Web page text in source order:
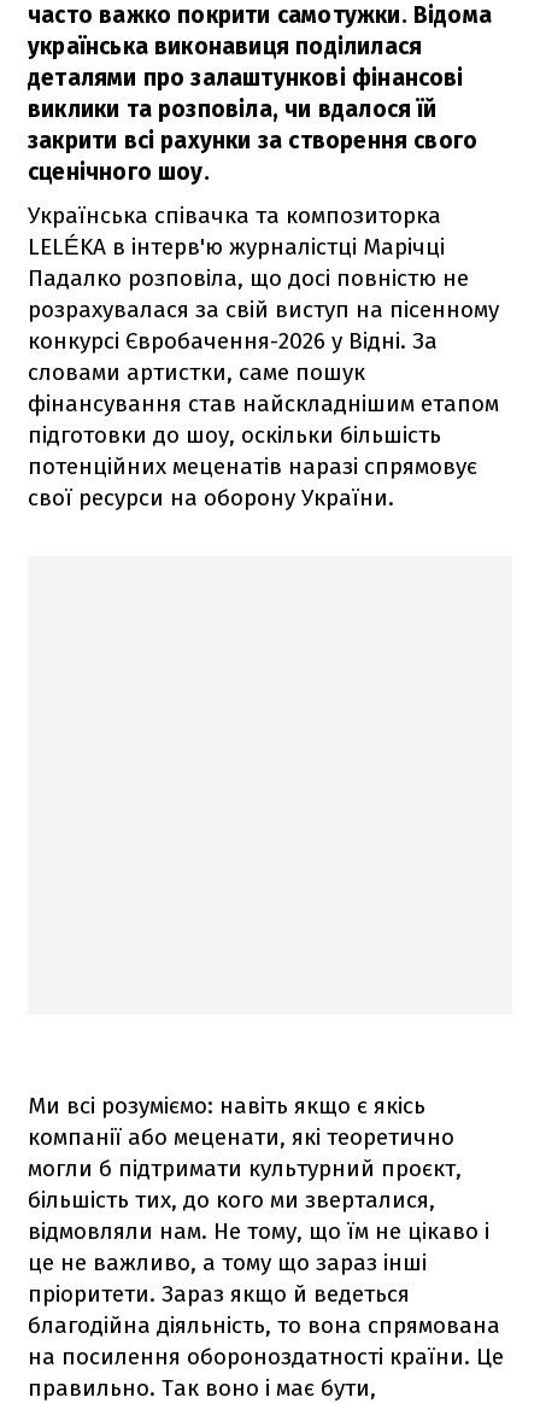
часто важко покрити самотужки. Відома
українська виконавиця поділилася
деталями про залаштункові фінансові
виклики та розповіла, чи вдалося їй
закрити всі рахунки за створення свого
сценічного шоу.
Українська співачка та композиторка
LELÉKA в інтерв'ю журналістці Марічці
Падалко розповіла, що досі повністю не
розрахувалася за свій виступ на пісенному
конкурсі Євробачення-2026 у Відні. За
словами артистки, саме пошук
фінансування став найскладнішим етапом
підготовки до шоу, оскільки більшість
потенційних меценатів наразі спрямовує
свої ресурси на оборону України.
Ми всі розуміємо: навіть якщо є якісь
компанії або меценати, які теоретично
могли б підтримати культурний проєкт,
більшість тих, до кого ми зверталися,
відмовляли нам. Не тому, що їм не цікаво і
це не важливо, а тому що зараз інші
пріоритети. Зараз якщо й ведеться
благодійна діяльність, то вона спрямована
на посилення обороноздатності країни. Це
правильно. Так воно і має бути,